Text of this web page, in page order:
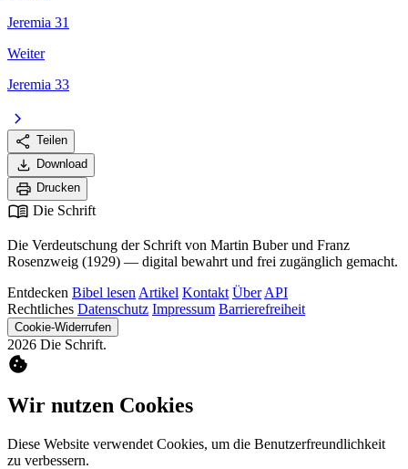
Jeremia 31
Weiter
Jeremia 33
chevron_right
share Teilen
download Download
print Drucken
menu_book Die Schrift
Die Verdeutschung der Schrift von Martin Buber und Franz
Rosenzweig (1929) — digital bewahrt und frei zugänglich gemacht.
Entdecken Bibel lesen Artikel Kontakt Über API
Rechtliches Datenschutz Impressum Barrierefreiheit
Cookie-Widerrufen
2026 Die Schrift.
cookie
Wir nutzen Cookies
Diese Website verwendet Cookies, um die Benutzerfreundlichkeit
zu verbessern.